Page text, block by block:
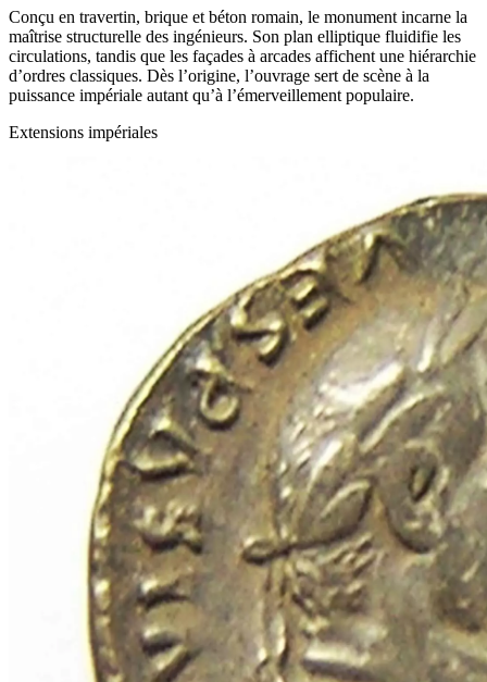
Conçu en travertin, brique et béton romain, le monument incarne la
maîtrise structurelle des ingénieurs. Son plan elliptique fluidifie les
circulations, tandis que les façades à arcades affichent une hiérarchie
d’ordres classiques. Dès l’origine, l’ouvrage sert de scène à la
puissance impériale autant qu’à l’émerveillement populaire.
Extensions impériales